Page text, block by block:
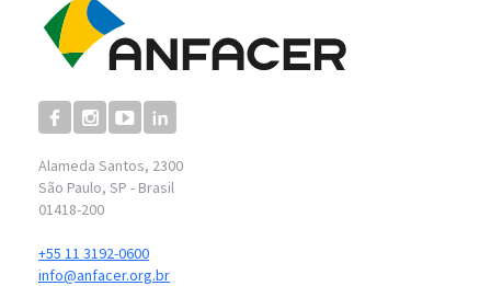
Alameda Santos, 2300
São Paulo, SP - Brasil
01418-200
+55 11 3192-0600
info@anfacer.org.br